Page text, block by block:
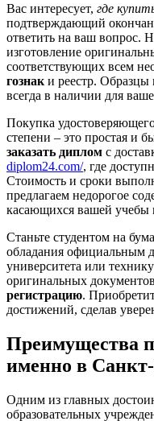
Вас интересует, где
подтверждающий
ответить на ваш вопрос.
изготовление
соответствующих всем
гознак и реестр.
всегда в наличии для
Покупка
степени – это простая и
заказать диплом с
diplom24.com/, где
Стоимость и сроки
предлагаем недорогое
касающихся вашей учебы
Станьте студентом на
обладания официальным
университета или
оригинальных
регистрацию.
достижений, сделав
Преимущества
именно в
Одним из главных
образовательных